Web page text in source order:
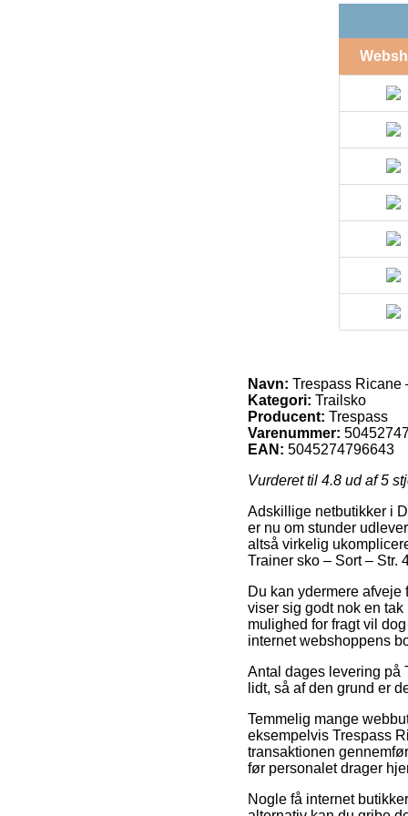
Navn: Trespass Ricane
Kategori: Trailsko
Producent: Trespass
Varenummer:
EAN: 5045274796643
Vurderet til 4.8 ud af 5
Adskillige netbutikker i
er nu om stunder
altså virkelig
Trainer sko – Sort – Str.
Du kan ydermere
viser sig godt nok en
mulighed for fragt vil
internet webshoppens
Antal dages levering på
lidt, så af den grund er
Temmelig mange
eksempelvis Trespass
transaktionen
før personalet drager
Nogle få internet